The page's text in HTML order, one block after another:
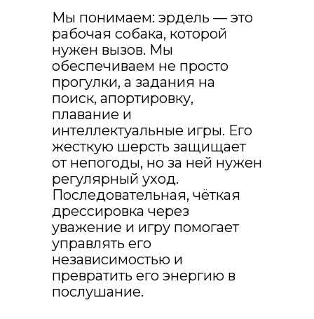
Мы понимаем: эрдель — это
рабочая собака, которой
нужен вызов. Мы
обеспечиваем не просто
прогулки, а задания на
поиск, апортировку,
плавание и
интеллектуальные игры. Его
жесткую шерсть защищает
от непогоды, но за ней нужен
регулярный уход.
Последовательная, чёткая
дрессировка через
уважение и игру помогает
управлять его
независимостью и
превратить его энергию в
послушание.
ПОДОБРАТЬ ИДЕАЛЬНУЮ НЯНЮ
Какие
гарантии?
Договор и
ответственность